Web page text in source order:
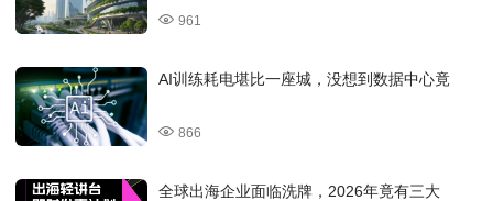
961
AI训练耗电堪比一座城，没想到数据中心竟
866
全球出海企业面临洗牌，2026年竟有三大